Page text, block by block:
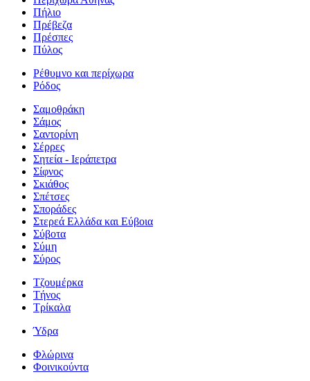
Πήλιο
Πρέβεζα
Πρέσπες
Πύλος
Ρέθυμνο και περίχωρα
Ρόδος
Σαμοθράκη
Σάμος
Σαντορίνη
Σέρρες
Σητεία - Ιεράπετρα
Σίφνος
Σκιάθος
Σπέτσες
Σποράδες
Στερεά Ελλάδα και Εύβοια
Σύβοτα
Σύμη
Σύρος
Τζουμέρκα
Τήνος
Τρίκαλα
Ύδρα
Φλώρινα
Φοινικούντα